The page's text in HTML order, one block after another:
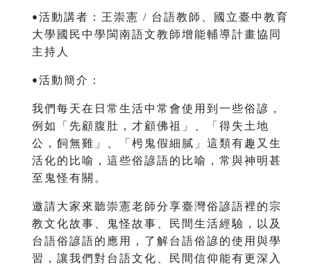
•活動講者：王崇憲 / 台語教師、國立臺中教育
大學國民中學閩南語文教師增能輔導計畫協同
主持人
•活動簡介：
我們每天在日常生活中常會使用到一些俗諺，
例如「先顧腹肚，才顧佛祖」、「得失土地
公，飼無雞」、「枵鬼假細膩」這類有趣又生
活化的比喻，這些俗諺語的比喻，常與神明甚
至鬼怪有關。
邀請大家來聽崇憲老師分享臺灣俗諺語裡的宗
教文化故事、鬼怪故事、民間生活經驗，以及
台語俗諺語的應用，了解台語俗諺的使用與學
習，讓我們對台語文化、民間信仰能有更深入